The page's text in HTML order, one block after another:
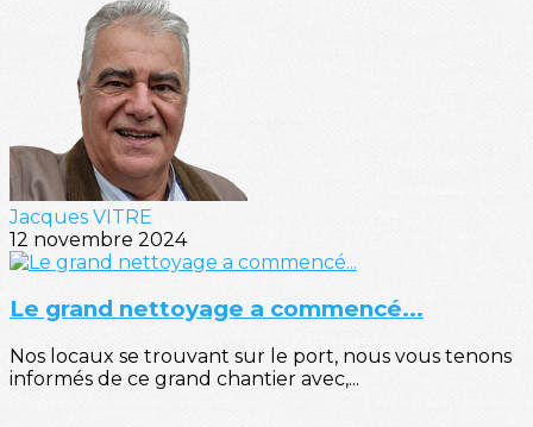
Jacques VITRE
12 novembre 2024
Le grand nettoyage a commencé...
Nos locaux se trouvant sur le port, nous vous tenons
informés de ce grand chantier avec,...